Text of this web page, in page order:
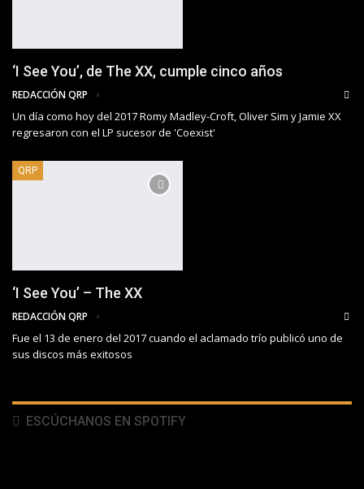
‘I See You’, de The XX, cumple cinco años
REDACCIÓN QRP
Un día como hoy del 2017 Romy Madley-Croft, Oliver Sim y Jamie XX
regresaron con el LP sucesor de 'Coexist'
QRP
‘I See You’ – The XX
REDACCIÓN QRP
Fue el 13 de enero del 2017 cuando el aclamado trío publicó uno de
sus discos más exitosos
ESCÚCHANOS EN SPOTIFY